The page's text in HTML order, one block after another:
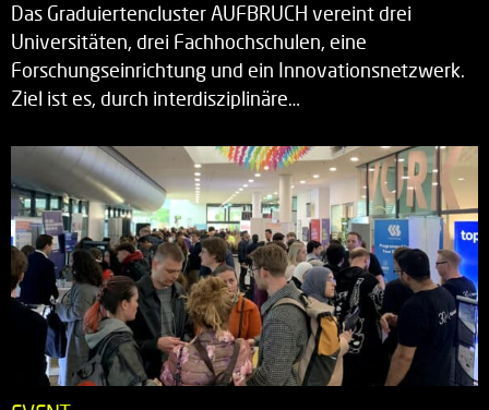
Das Graduiertencluster AUFBRUCH vereint drei
Universitäten, drei Fachhochschulen, eine
Forschungseinrichtung und ein Innovationsnetzwerk.
Ziel ist es, durch interdisziplinäre…